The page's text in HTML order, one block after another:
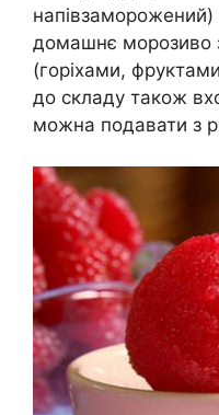
домашнє морозиво
(горіхами,
до складу також
можна подавати з